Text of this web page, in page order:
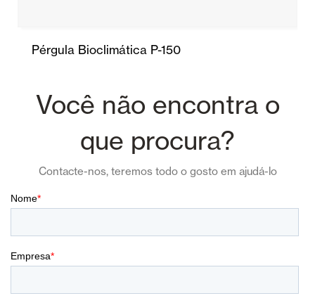
Pérgula Bioclimática P-150
Você não encontra o
que procura?
Contacte-nos, teremos todo o gosto em ajudá-lo